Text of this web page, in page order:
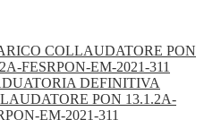
COLLAUDATORE PON
FESRPON-EM-2021-311
DEFINITIVA
PON 13.1.2A-
EM-2021-311